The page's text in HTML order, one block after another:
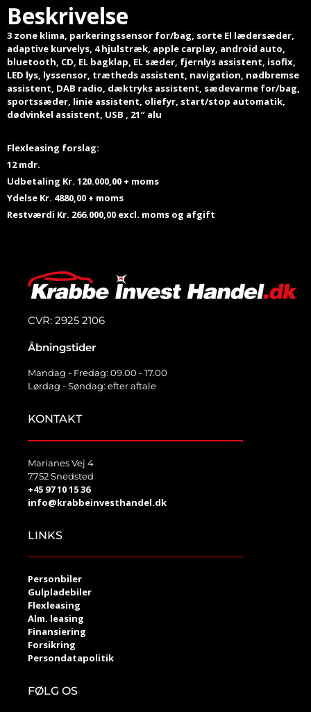
Beskrivelse
3 zone klima, parkeringssensor for/bag, sorte El lædersæder,
adaptive kurvelys, 4 hjulstræk, apple carplay, android auto,
bluetooth, CD, EL bagklap, EL sæder, fjernlys assistent, isofix,
LED lys, lyssensor, trætheds assistent, navigation, nødbremse
assistent, DAB radio, dæktryks assistent, sædevarme for/bag,
sportssæder, linie assistent, oliefyr, start/stop automatik,
dødvinkel assistent, USB , 21″ alu
Flexleasing forslag:
12 mdr.
Udbetaling Kr. 120.000,00 + moms
Ydelse Kr. 4880,00 + moms
Restværdi Kr. 266.000,00 excl. moms og afgift
CVR: 2925 2106
Åbningstider
Mandag - Fredag: 09.00 - 17.00
Lørdag - Søndag: efter aftale
KONTAKT
Marianes Vej 4
7752 Snedsted
+45 97 10 15 36
info@krabbeinvesthandel.dk
LINKS
Personbiler
Gulpladebiler
Flexleasing
Alm. leasing
Finansiering
Forsikring
Persondatapolitik
FØLG OS